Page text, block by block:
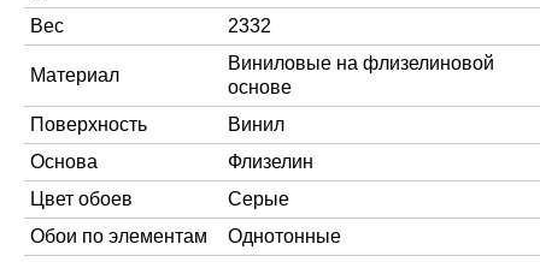
Вес
2332
Материал
Виниловые на флизелиновой
основе
Поверхность
Винил
Основа
Флизелин
Цвет обоев
Серые
Обои по элементам
Однотонные